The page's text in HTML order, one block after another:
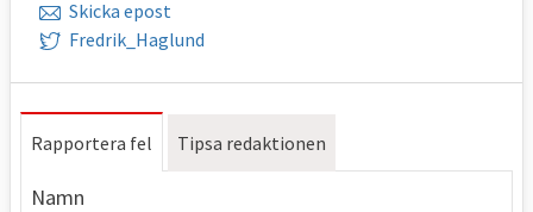
Skicka epost
Fredrik_Haglund
Rapportera fel Tipsa redaktionen
Namn